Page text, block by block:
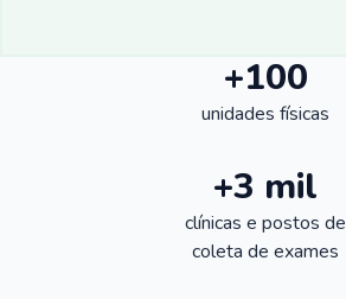
+100
unidades físicas
+3 mil
clínicas e postos de
coleta de exames